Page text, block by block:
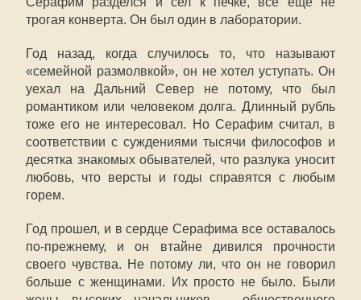
трогая конверта. Он был один в лаборатории.
Год назад, когда случилось то, что называют
«семейной размолвкой», он не хотел уступать. Он
уехал на Дальний Север не потому, что был
романтиком или человеком долга. Длинный рубль
тоже его не интересовал. Но Серафим считал, в
соответствии с суждениями тысячи философов и
десятка знакомых обывателей, что разлука уносит
любовь, что версты и годы справятся с любым
горем.
Год прошел, и в сердце Серафима все оставалось
по-прежнему, и он втайне дивился прочности
своего чувства. Не потому ли, что он не говорил
больше с женщинами. Их просто не было. Были